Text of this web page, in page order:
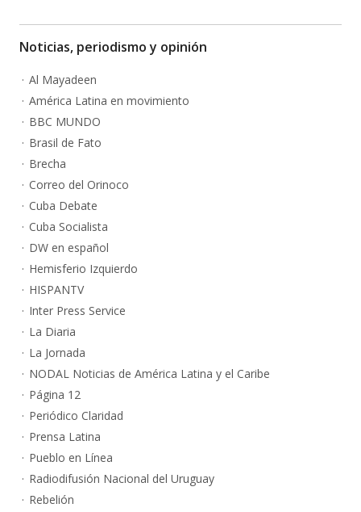
Noticias, periodismo y opinión
Al Mayadeen
América Latina en movimiento
BBC MUNDO
Brasil de Fato
Brecha
Correo del Orinoco
Cuba Debate
Cuba Socialista
DW en español
Hemisferio Izquierdo
HISPANTV
Inter Press Service
La Diaria
La Jornada
NODAL Noticias de América Latina y el Caribe
Página 12
Periódico Claridad
Prensa Latina
Pueblo en Línea
Radiodifusión Nacional del Uruguay
Rebelión